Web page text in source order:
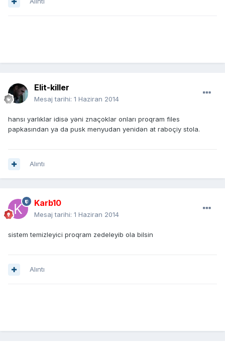
Elit-killer
Mesaj tarihi: 1 Haziran 2014
hansı yarlıklar idisə yəni znaçoklar onları proqram files
papkasından ya da pusk menyudan yenidən at raboçiy stola.
Alıntı
Karb10
Mesaj tarihi: 1 Haziran 2014
sistem temizleyici proqram zedeleyib ola bilsin
Alıntı